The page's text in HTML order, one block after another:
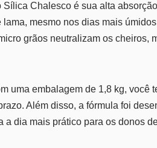
Chalesco é sua alta
mesmo nos dias mais
grãos neutralizam os cheiros,
uma embalagem de 1,8 kg, você
Além disso, a fórmula foi
dia mais prático para os donos